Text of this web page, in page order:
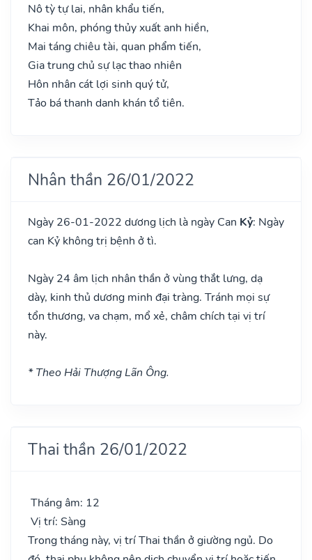
Nô tỳ tự lai, nhân khẩu tiến,
Khai môn, phóng thủy xuất anh hiền,
Mai táng chiêu tài, quan phẩm tiến,
Gia trung chủ sự lạc thao nhiên
Hôn nhân cát lợi sinh quý tử,
Tảo bá thanh danh khán tổ tiên.
Nhân thần 26/01/2022
Ngày 26-01-2022 dương lịch là ngày Can Kỷ: Ngày
can Kỷ không trị bệnh ở tì.
Ngày 24 âm lịch nhân thần ở vùng thắt lưng, dạ
dày, kinh thủ dương minh đại tràng. Tránh mọi sự
tổn thương, va chạm, mổ xẻ, châm chích tại vị trí
này.
* Theo Hải Thượng Lãn Ông.
Thai thần 26/01/2022
Tháng âm: 12
Vị trí: Sàng
Trong tháng này, vị trí Thai thần ở giường ngủ. Do